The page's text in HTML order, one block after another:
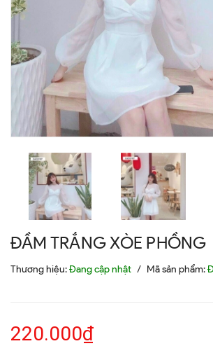
ĐẦM TRẮNG XÒE PHỒNG
Thương hiệu:Đang cập nhật / Mã sản phẩm:
220.000₫